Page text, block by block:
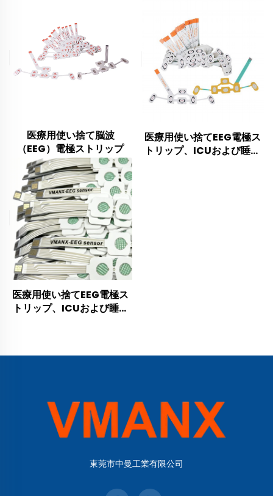
医療用使い捨て脳波
（EEG）電極ストリップ
医療用使い捨てEEG電極ス
トリップ、ICUおよび睡眠
医療用使い捨てEEG電極ス
トリップ、ICUおよび睡眠
東莞市中曼工業有限公司